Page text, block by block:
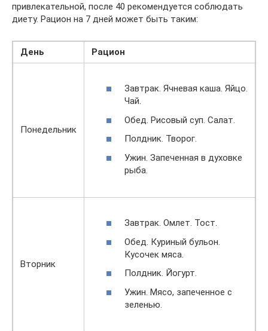
привлекательной, после 40 рекомендуется соблюдать
диету. Рацион на 7 дней может быть таким:
День Рацион
Понедельник
Завтpaк. Ячневая каша. Яйцо.
Чай.
Обед. Рисовый суп. Салат.
Полдник. Творог.
Ужин. Запеченная в духовке
рыба.
Вторник
Завтpaк. Омлет. Тост.
Обед. Куриный бульон.
Кусочек мяса.
Полдник. Йогурт.
Ужин. Мясо, запеченное с
зеленью.